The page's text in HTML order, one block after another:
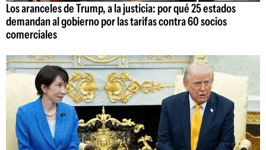
Los aranceles de Trump, a la justicia: por qué 25 estados
demandan al gobierno por las tarifas contra 60 socios
comerciales